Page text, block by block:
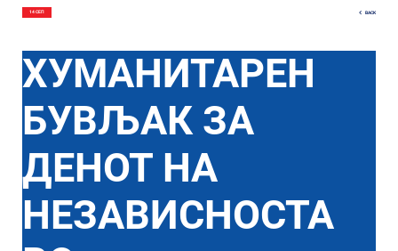
14 СЕП BACK
ХУМАНИТАРЕН
БУВЉАК ЗА
ДЕНОТ НА
НЕЗАВИСНОСТА